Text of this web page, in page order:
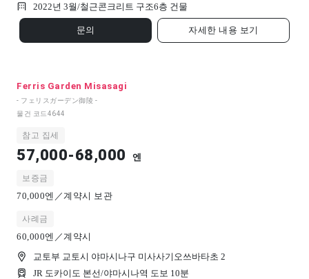
2022년 3월/철근콘크리트 구조6층 건물
문의 자세한 내용 보기
Ferris Garden Misasagi
- フェリスガーデン御陵 -
물건 코드 4644
참고 집세
57,000-68,000 엔
보증금
70,000엔／계약시 보관
사례금
60,000엔／계약시
교토부 교토시 야마시나구 미사사기오쓰바타초 2
JR 도카이도 본선/야마시나역 도보 10분